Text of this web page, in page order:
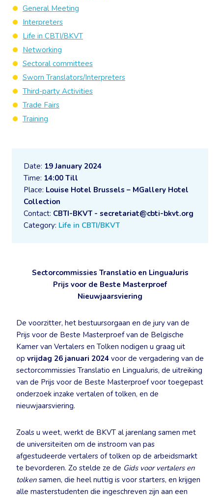
Date: 19 January 2024
Time: 14:00 Till
Place: Louise Hotel Brussels – MGallery Hotel
Collection
Contact: CBTI-BKVT - secretariat@cbti-bkvt.org
Category: Life in CBTI/BKVT
Sectorcommissies Translatio en LinguaJuris
Prijs voor de Beste Masterproef
Nieuwjaarsviering
De voorzitter, het bestuursorgaan en de jury van de
Prijs voor de Beste Masterproef van de Belgische
Kamer van Vertalers en Tolken nodigen u graag uit
op vrijdag 26 januari 2024 voor de vergadering van de
sectorcommissies Translatio en LinguaJuris, de uitreiking
van de Prijs voor de Beste Masterproef voor toegepast
onderzoek inzake vertalen of tolken, en de
nieuwjaarsviering.
Zoals u weet, werkt de BKVT al jarenlang samen met
de universiteiten om de instroom van pas
afgestudeerde vertalers of tolken op de arbeidsmarkt
te bevorderen. Zo stelde ze de Gids voor vertalers en
tolken samen, die heel nuttig is voor starters, en krijgen
alle masterstudenten die ingeschreven zijn aan een
General Meeting
Interpreters
Life in CBTI/BKVT
Networking
Sectoral committees
Sworn Translators/Interpreters
Third-party Activities
Trade Fairs
Training